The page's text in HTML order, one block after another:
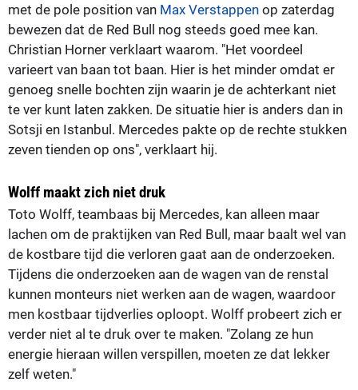
met de pole position van Max Verstappen op zaterdag
bewezen dat de Red Bull nog steeds goed mee kan.
Christian Horner verklaart waarom. "Het voordeel
varieert van baan tot baan. Hier is het minder omdat er
genoeg snelle bochten zijn waarin je de achterkant niet
te ver kunt laten zakken. De situatie hier is anders dan in
Sotsji en Istanbul. Mercedes pakte op de rechte stukken
zeven tienden op ons", verklaart hij.
Wolff maakt zich niet druk
Toto Wolff, teambaas bij Mercedes, kan alleen maar
lachen om de praktijken van Red Bull, maar baalt wel van
de kostbare tijd die verloren gaat aan de onderzoeken.
Tijdens die onderzoeken aan de wagen van de renstal
kunnen monteurs niet werken aan de wagen, waardoor
men kostbaar tijdverlies oploopt. Wolff probeert zich er
verder niet al te druk over te maken. "Zolang ze hun
energie hieraan willen verspillen, moeten ze dat lekker
zelf weten."